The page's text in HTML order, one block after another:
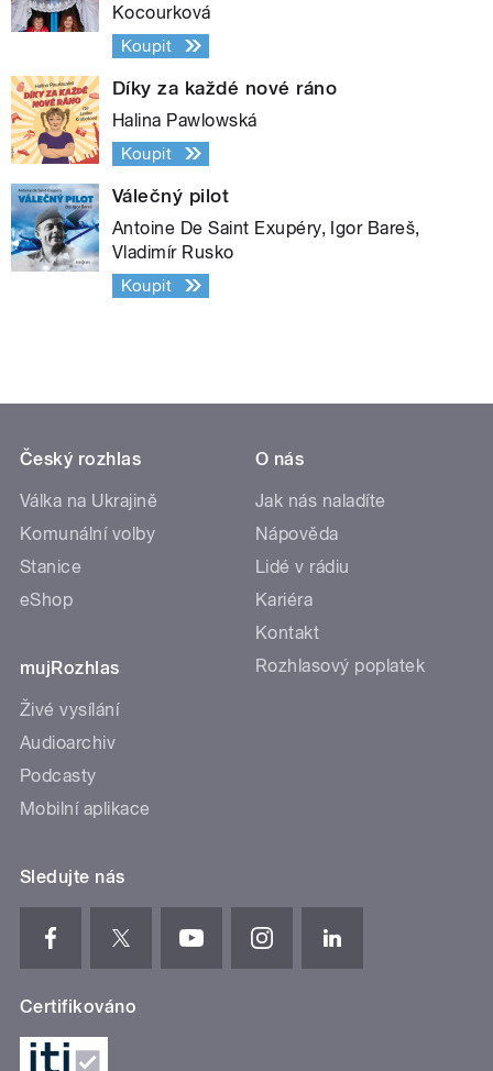
Kocourková
Koupit
Díky za každé nové ráno
Halina Pawlowská
Koupit
Válečný pilot
Antoine De Saint Exupéry, Igor Bareš,
Vladimír Rusko
Koupit
Český rozhlas
Válka na Ukrajině
Komunální volby
Stanice
eShop
mujRozhlas
Živé vysílání
Audioarchiv
Podcasty
Mobilní aplikace
O nás
Jak nás naladíte
Nápověda
Lidé v rádiu
Kariéra
Kontakt
Rozhlasový poplatek
Sledujte nás
Certifikováno